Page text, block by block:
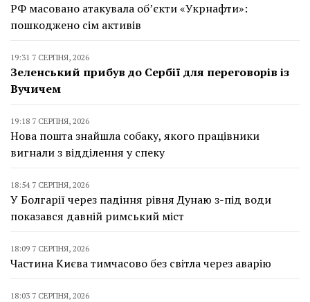
РФ масовано атакувала об’єкти «Укрнафти»:
пошкоджено сім активів
19:31 7 СЕРПНЯ, 2026
Зеленський прибув до Сербії для переговорів із
Вучичем
19:18 7 СЕРПНЯ, 2026
Нова пошта знайшла собаку, якого працівники
вигнали з відділення у спеку
18:54 7 СЕРПНЯ, 2026
У Болгарії через падіння рівня Дунаю з-під води
показався давній римський міст
18:09 7 СЕРПНЯ, 2026
Частина Києва тимчасово без світла через аварію
18:03 7 СЕРПНЯ, 2026